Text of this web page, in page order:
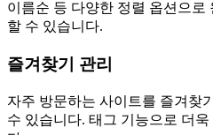
이름순 등 다양한 정렬 옵션으로
할 수 있습니다.
즐겨찾기 관리
자주 방문하는 사이트를 즐겨찾
수 있습니다. 태그 기능으로 더